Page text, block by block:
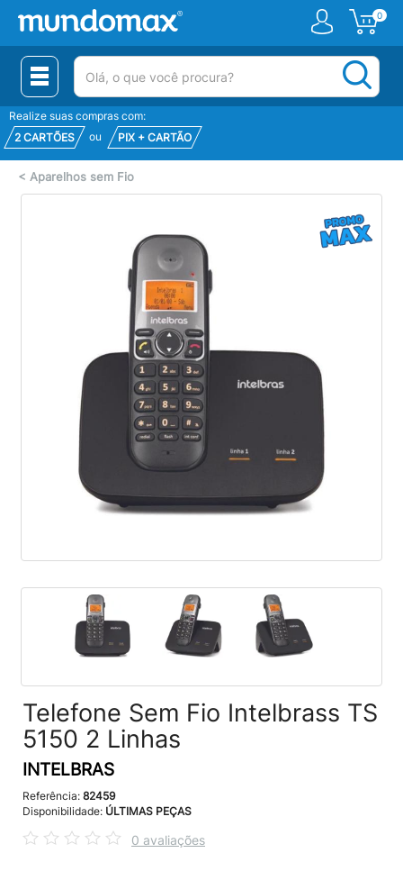
0
(pesquisar)
Realize suas compras com:
2 CARTÕES
ou PIX + CARTÃO
< Aparelhos sem Fio
Telefone Sem Fio Intelbrass TS
5150 2 Linhas
INTELBRAS
Referência: 82459
Disponibilidade: ÚLTIMAS PEÇAS
0 avaliações